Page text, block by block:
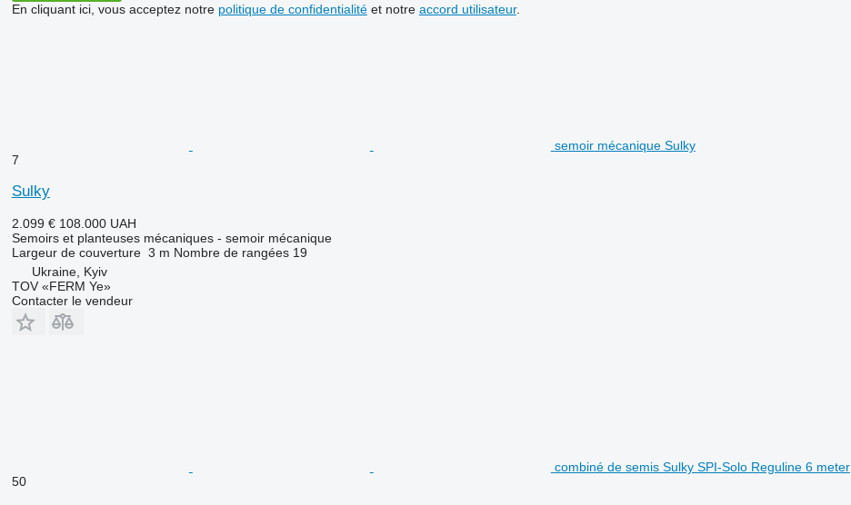
En cliquant ici, vous acceptez notre politique de confidentialitéet notre accord utilisateur.
semoir mécanique Sulky
7
Sulky
2.099 € 108.000 UAH
Semoirs et planteuses mécaniques - semoir mécanique
Largeur de couverture 3 m Nombre de rangées 19
Ukraine, Kyiv
TOV «FERM Ye»
Contacter le vendeur
combiné de semis Sulky SPI-Solo Reguline 6 meter
50